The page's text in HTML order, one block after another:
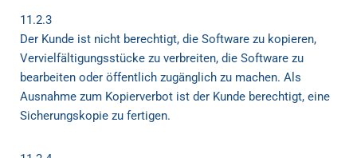
11.2.3
Der Kunde ist nicht berechtigt, die Software zu kopieren,
Vervielfältigungsstücke zu verbreiten, die Software zu
bearbeiten oder öffentlich zugänglich zu machen. Als
Ausnahme zum Kopierverbot ist der Kunde berechtigt, eine
Sicherungskopie zu fertigen.